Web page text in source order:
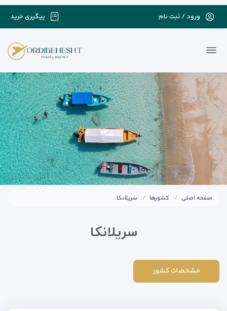
پیگیری خرید ورود / ثبت نام
صفحه اصلی کشورها سریلانکا
سریلانکا
مشخصات کشور